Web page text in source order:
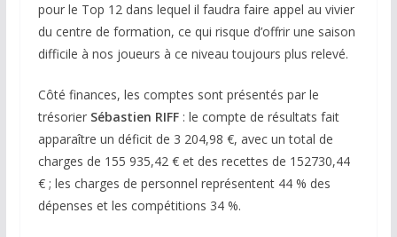
pour le Top 12 dans lequel il faudra faire appel au vivier
du centre de formation, ce qui risque d’offrir une saison
difficile à nos joueurs à ce niveau toujours plus relevé.
Côté finances, les comptes sont présentés par le
trésorier Sébastien RIFF: le compte de résultats fait
apparaître un déficit de 3 204,98 €, avec un total de
charges de 155 935,42 € et des recettes de 152730,44
€ ; les charges de personnel représentent 44 % des
dépenses et les compétitions 34 %.